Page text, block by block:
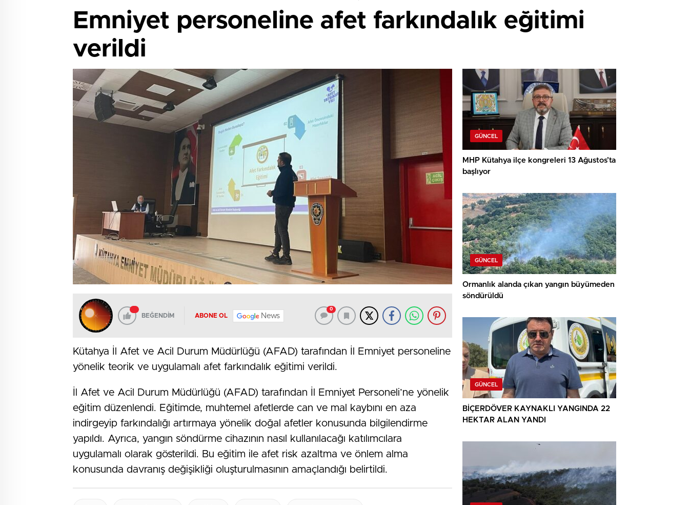
Emniyet personeline afet farkındalık eğitimi
verildi
BEĞENDİM ABONE OL News
0
Kütahya İl Afet ve Acil Durum Müdürlüğü (AFAD) tarafından İl Emniyet personeline
yönelik teorik ve uygulamalı afet farkındalık eğitimi verildi.
İl Afet ve Acil Durum Müdürlüğü (AFAD) tarafından İl Emniyet Personeli’ne yönelik
eğitim düzenlendi. Eğitimde, muhtemel afetlerde can ve mal kaybını en aza
indirgeyip farkındalığı artırmaya yönelik doğal afetler konusunda bilgilendirme
yapıldı. Ayrıca, yangın söndürme cihazının nasıl kullanılacağı katılımcılara
uygulamalı olarak gösterildi. Bu eğitim ile afet risk azaltma ve önlem alma
konusunda davranış değişikliği oluşturulmasının amaçlandığı belirtildi.
GÜNCEL
MHP Kütahya ilçe kongreleri 13 Ağustos’ta
başlıyor
GÜNCEL
Ormanlık alanda çıkan yangın büyümeden
söndürüldü
GÜNCEL
BİÇERDÖVER KAYNAKLI YANGINDA 22
HEKTAR ALAN YANDI